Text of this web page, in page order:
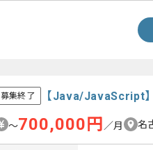
募集終了 【Java/JavaScript
〜700,000円 ／月 名